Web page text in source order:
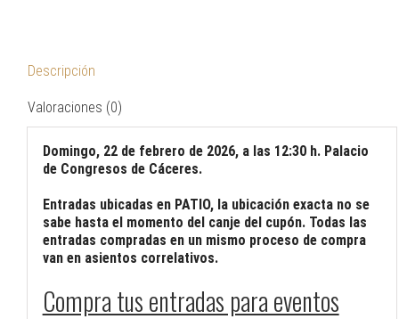
Descripción
Valoraciones (0)
Domingo, 22 de febrero de 2026, a las 12:30 h. Palacio
de Congresos de Cáceres.
Entradas ubicadas en PATIO, la ubicación exacta no se
sabe hasta el momento del canje del cupón. Todas las
entradas compradas en un mismo proceso de compra
van en asientos correlativos.
Compra tus entradas para eventos